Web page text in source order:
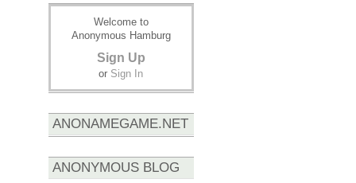
Welcome to
Anonymous Hamburg
Sign Up
or Sign In
ANONAMEGAME.NET
ANONYMOUS BLOG